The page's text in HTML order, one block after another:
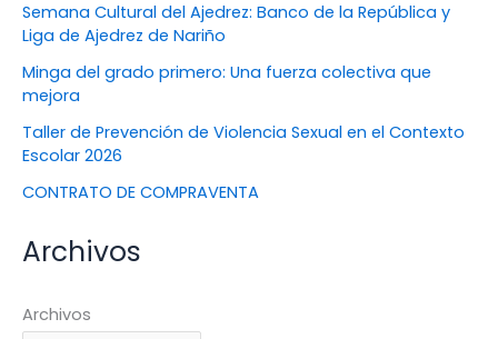
Semana Cultural del Ajedrez: Banco de la República y
Liga de Ajedrez de Nariño
Minga del grado primero: Una fuerza colectiva que
mejora
Taller de Prevención de Violencia Sexual en el Contexto
Escolar 2026
CONTRATO DE COMPRAVENTA
Archivos
Archivos